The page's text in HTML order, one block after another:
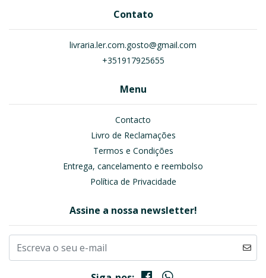
Contato
livraria.ler.com.gosto@gmail.com
+351917925655
Menu
Contacto
Livro de Reclamações
Termos e Condições
Entrega, cancelamento e reembolso
Política de Privacidade
Assine a nossa newsletter!